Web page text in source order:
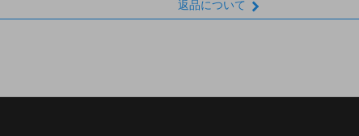
返品について